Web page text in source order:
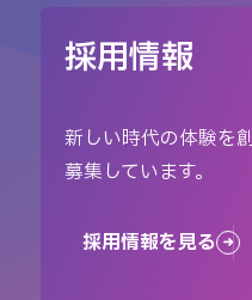
採用情報
新しい時代の体験を
募集しています。
採用情報を見る